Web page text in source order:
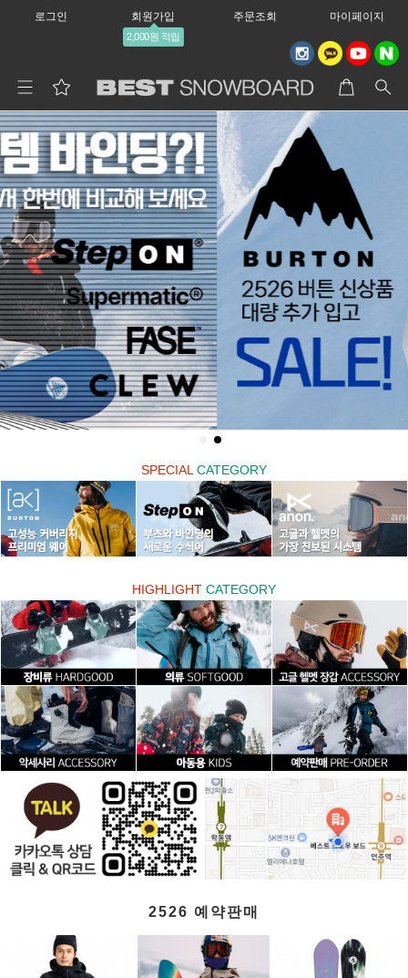
로그인 회원가입
2,000원 적립
주문조회 마이페이지
SPECIALCATEGORY
HIGHLIGHT CATEGORY
2526 예약판매